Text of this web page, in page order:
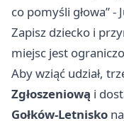
co pomyśli głowa” -
Zapisz dziecko i
miejsc jest
Aby wziąć udział,
Zgłoszeniową i
Gołków-Letnisko